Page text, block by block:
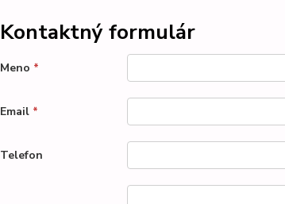
Kontaktný formulár
Meno *
Email *
Telefon